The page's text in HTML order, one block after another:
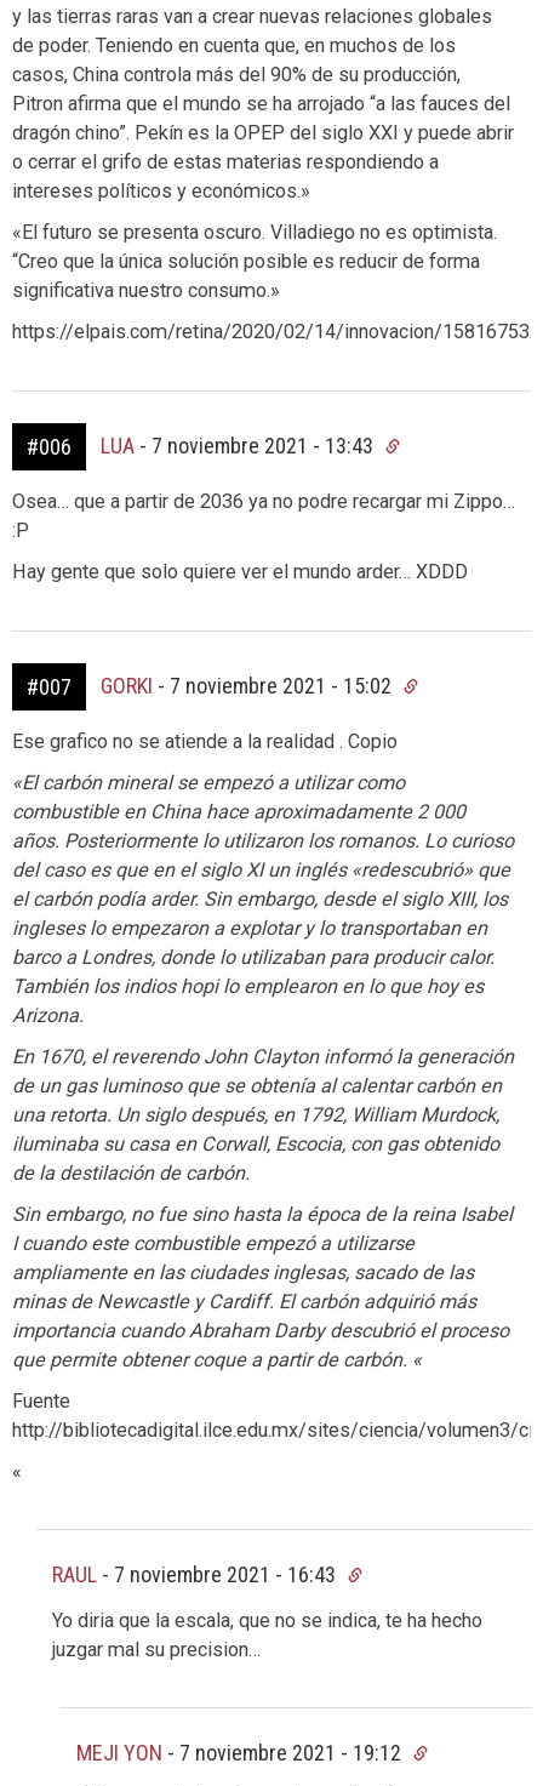
y las tierras raras van a crear nuevas relaciones globales
de poder. Teniendo en cuenta que, en muchos de los
casos, China controla más del 90% de su producción,
Pitron afirma que el mundo se ha arrojado “a las fauces del
dragón chino”. Pekín es la OPEP del siglo XXI y puede abrir
o cerrar el grifo de estas materias respondiendo a
intereses políticos y económicos.»
«El futuro se presenta oscuro. Villadiego no es optimista.
“Creo que la única solución posible es reducir de forma
significativa nuestro consumo.»
https://elpais.com/retina/2020/02/14/innovacion/
#006 LUA - 7 noviembre 2021 - 13:43
Osea… que a partir de 2036 ya no podre recargar mi Zippo…
:P
Hay gente que solo quiere ver el mundo arder… XDDD
#007 GORKI - 7 noviembre 2021 - 15:02
Ese grafico no se atiende a la realidad . Copio
«El carbón mineral se empezó a utilizar como
combustible en China hace aproximadamente 2 000
años. Posteriormente lo utilizaron los romanos. Lo curioso
del caso es que en el siglo XI un inglés «redescubrió» que
el carbón podía arder. Sin embargo, desde el siglo XIII, los
ingleses lo empezaron a explotar y lo transportaban en
barco a Londres, donde lo utilizaban para producir calor.
También los indios hopi lo emplearon en lo que hoy es
Arizona.
En 1670, el reverendo John Clayton informó la generación
de un gas luminoso que se obtenía al calentar carbón en
una retorta. Un siglo después, en 1792, William Murdock,
iluminaba su casa en Corwall, Escocia, con gas obtenido
de la destilación de carbón.
Sin embargo, no fue sino hasta la época de la reina Isabel
I cuando este combustible empezó a utilizarse
ampliamente en las ciudades inglesas, sacado de las
minas de Newcastle y Cardiff. El carbón adquirió más
importancia cuando Abraham Darby descubrió el proceso
que permite obtener coque a partir de carbón. «
Fuente
http://bibliotecadigital.ilce.edu.mx/sites/ciencia/volumen3/
«
RAUL - 7 noviembre 2021 - 16:43
Yo diria que la escala, que no se indica, te ha hecho
juzgar mal su precision…
MEJI YON - 7 noviembre 2021 - 19:12